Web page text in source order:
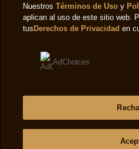
View this
Nuestros Términos de Usoy
aplican al uso de este sitio web.
tus Derechos de Privacidad en
AdChoices